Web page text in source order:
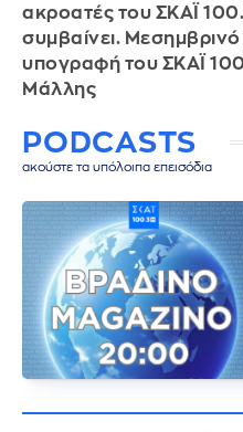
ακροατές του ΣΚΑΪ
συμβαίνει.
υπογραφή του ΣΚΑΪ
Μάλλης
PODCASTS
ακούστε τα υπόλοιπα επεισόδια